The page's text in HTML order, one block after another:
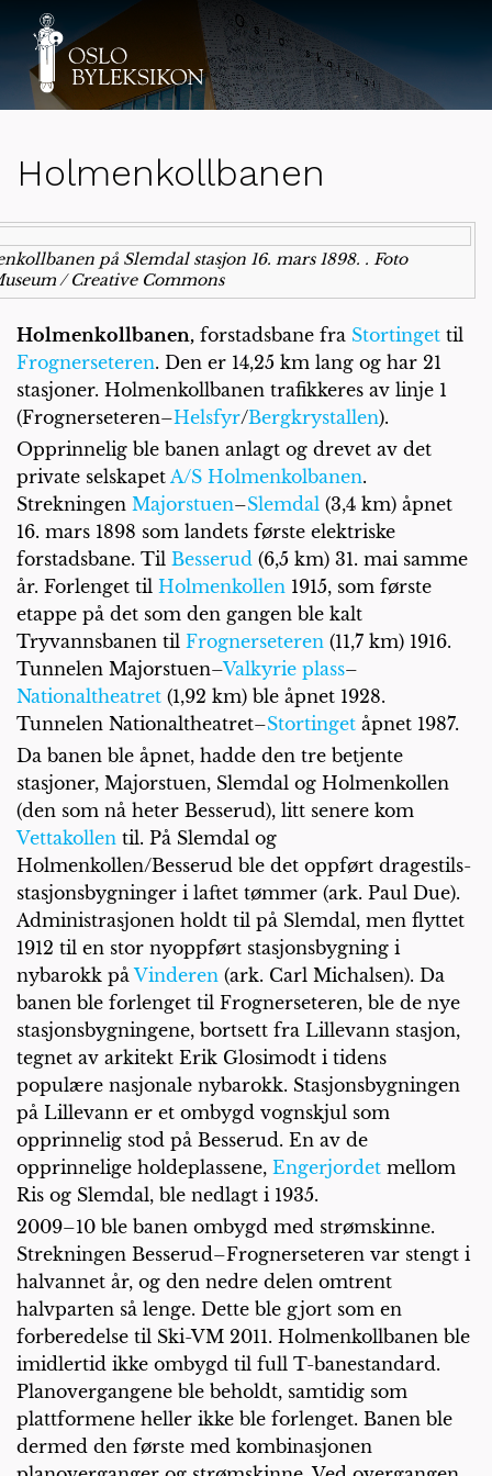
Holmenkollbanen
på Slemdal stasjon 16. mars 1898. . Foto
/ Creative Commons
Holmenkollbanen, forstadsbane fra Stortinget til
Frognerseteren. Den er 14,25 km lang og har 21
stasjoner. Holmenkollbanen trafikkeres av linje 1
(Frognerseteren–Helsfyr/Bergkrystallen).
Opprinnelig ble banen anlagt og drevet av det
private selskapet A/S Holmenkolbanen.
Strekningen Majorstuen–Slemdal (3,4 km) åpnet
16. mars 1898 som landets første elektriske
forstadsbane. Til Besserud (6,5 km) 31. mai samme
år. Forlenget til Holmenkollen 1915, som første
etappe på det som den gangen ble kalt
Tryvannsbanen til Frognerseteren (11,7 km) 1916.
Tunnelen Majorstuen–Valkyrie plass–
Nationaltheatret (1,92 km) ble åpnet 1928.
Tunnelen Nationaltheatret–Stortinget åpnet 1987.
Da banen ble åpnet, hadde den tre betjente
stasjoner, Majorstuen, Slemdal og Holmenkollen
(den som nå heter Besserud), litt senere kom
Vettakollen til. På Slemdal og
Holmenkollen/Besserud ble det oppført dragestils-
stasjonsbygninger i laftet tømmer (ark. Paul Due).
Administrasjonen holdt til på Slemdal, men flyttet
1912 til en stor nyoppført stasjonsbygning i
nybarokk påVinderen (ark. Carl Michalsen). Da
banen ble forlenget til Frognerseteren, ble de nye
stasjonsbygningene, bortsett fra Lillevann stasjon,
tegnet av arkitekt Erik Glosimodt i tidens
populære nasjonale nybarokk. Stasjonsbygningen
på Lillevann er et ombygd vognskjul som
opprinnelig stod på Besserud. En av de
opprinnelige holdeplassene, Engerjordet mellom
Ris og Slemdal, ble nedlagt i 1935.
2009–10 ble banen ombygd med strømskinne.
Strekningen Besserud–Frognerseteren var stengt i
halvannet år, og den nedre delen omtrent
halvparten så lenge. Dette ble gjort som en
forberedelse til Ski-VM 2011. Holmenkollbanen ble
imidlertid ikke ombygd til full T-banestandard.
Planovergangene ble beholdt, samtidig som
plattformene heller ikke ble forlenget. Banen ble
dermed den første med kombinasjonen